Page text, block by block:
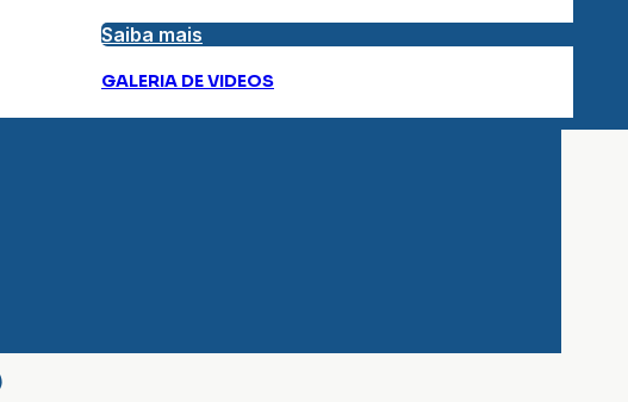
Saiba mais
GALERIA DE VIDEOS